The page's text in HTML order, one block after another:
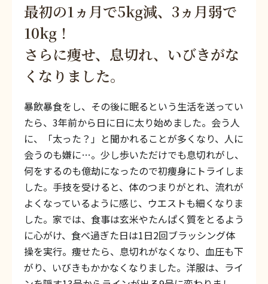
最初の1ヵ月で5kg減、3ヵ月弱で
10kg！
さらに痩せ、息切れ、いびきがな
くなりました。
暴飲暴食をし、その後に眠るという生活を送ってい
たら、3年前から日に日に太り始めました。会う人
に、「太った？」と聞かれることが多くなり、人に
会うのも嫌に…。少し歩いただけでも息切れがし、
何をするのも億劫になったので初痩身にトライしま
した。手技を受けると、体のつまりがとれ、流れが
よくなっているように感じ、ウエストも細くなりま
した。家では、食事は玄米やたんぱく質をとるよう
に心がけ、食べ過ぎた日は1日2回ブラッシング体
操を実行。痩せたら、息切れがなくなり、血圧も下
がり、いびきもかかなくなりました。洋服は、ライ